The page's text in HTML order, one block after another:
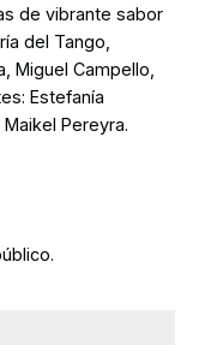
de vibrante sabor
del Tango,
Miguel Campello,
Estefanía
Pereyra.